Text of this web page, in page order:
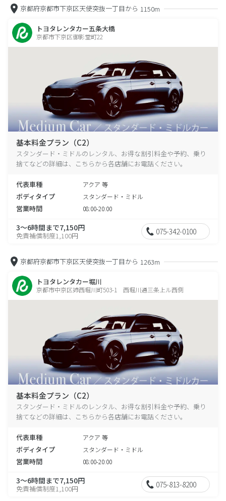
京都府京都市下京区天使突抜一丁目から 1150m
トヨタレンタカー五条大橋
京都市下京区御影堂町22
基本料金プラン（C2）
スタンダード・ミドルのレンタル、お得な割引料金や予約、乗り
捨てなどの詳細は、こちらから各店舗にお電話ください。
代表車種 アクア 等
ボディタイプ スタンダード・ミドル
営業時間 08:00-20:00
3～6時間まで7,150円
免責補償制度1,100円 075-342-0100
京都府京都市下京区天使突抜一丁目から 1263m
トヨタレンタカー堀川
京都市中京区姉西堀川町503-1 西堀川通三条上ル西側
基本料金プラン（C2）
スタンダード・ミドルのレンタル、お得な割引料金や予約、乗り
捨てなどの詳細は、こちらから各店舗にお電話ください。
代表車種 アクア 等
ボディタイプ スタンダード・ミドル
営業時間 08:00-20:00
3～6時間まで7,150円
免責補償制度1,100円 075-813-8200